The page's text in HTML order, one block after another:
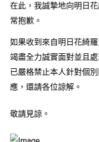
在此，我誠摯地向明日
常抱歉。
如果收到來自明日花綺
竭盡全力誠實面對並且
已嚴格禁止本人針對個
應，還請各位諒解。
敬請見諒。